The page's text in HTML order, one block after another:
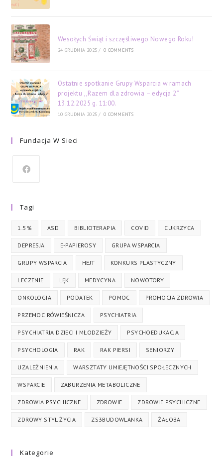
Wesołych Świąt i szczęśliwego Nowego Roku!
24 GRUDNIA 2025 / 0 COMMENTS
Ostatnie spotkanie Grupy Wsparcia w ramach
projektu ,,Razem dla zdrowia – edycja 2”
13.12.2025 g. 11:00.
10 GRUDNIA 2025 / 0 COMMENTS
Fundacja W Sieci
Tagi
1.5% ASD BIBLIOTERAPIA COVID CUKRZYCA
DEPRESJA E-PAPIEROSY GRUPA WSPARCIA
GRUPY WSPARCIA HEJT KONKURS PLASTYCZNY
LECZENIE LĘK MEDYCYNA NOWOTORY
ONKOLOGIA PODATEK POMOC PROMOCJA ZDROWIA
PRZEMOC RÓWIEŚNICZA PSYCHIATRIA
PSYCHIATRIA DZIECI I MŁODZIEŻY PSYCHOEDUKACJA
PSYCHOLOGIA RAK RAK PIERSI SENIORZY
UZALEŻNIENIA WARSZTATY UMIEJĘTNOŚCI SPOŁECZNYCH
WSPARCIE ZABURZENIA METABOLICZNE
ZDROWIA PSYCHICZNE ZDROWIE ZDROWIE PSYCHICZNE
ZDROWY STYL ŻYCIA ZS3BUDOWLANKA ŻAŁOBA
Kategorie